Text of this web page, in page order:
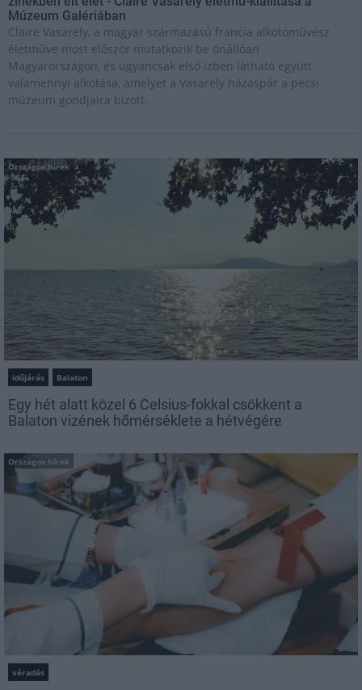
Múzeum Galériában
Claire Vasarely, a magyar származású francia alkotóművész
életműve most először mutatkozik be önállóan
Magyarországon, és ugyancsak első ízben látható együtt
valamennyi alkotása, amelyet a Vasarely házaspár a pécsi
múzeum gondjaira bízott.
Országos hírek
időjárás Balaton
Egy hét alatt közel 6 Celsius-fokkal csökkent a
Balaton vizének hőmérséklete a hétvégére
Országos hírek
véradás